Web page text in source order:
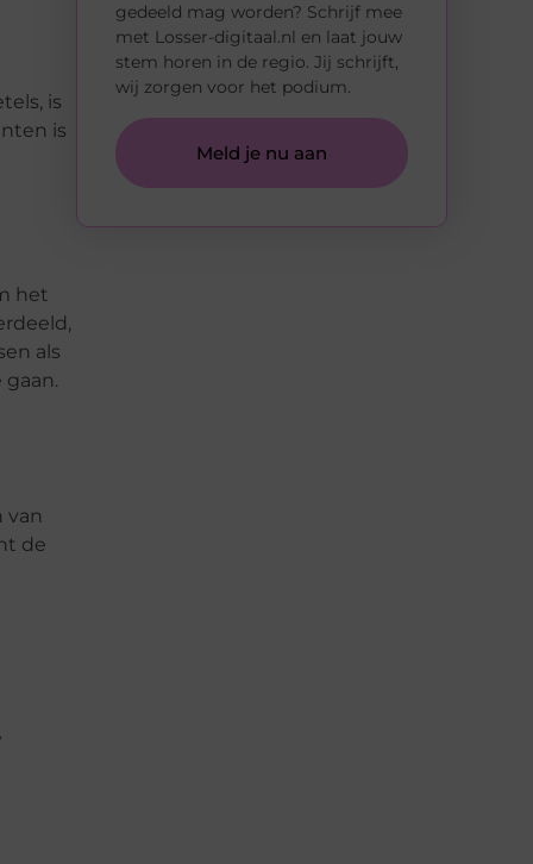
is
is
het
als
van
de
gedeeld mag worden? Schrijf mee
met Losser-digitaal.nl en laat jouw
stem horen in de regio. Jij schrijft,
wij zorgen voor het podium.
Meld je nu aan